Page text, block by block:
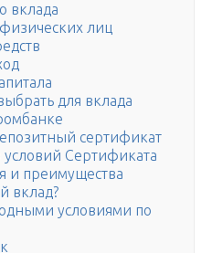
вклада
лиц
для вклада
сертификат
Сертификата
и преимущества
вклад?
условиями по